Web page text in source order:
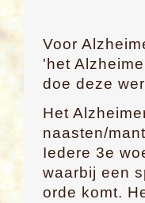
Voor
'het
doe deze
Het
naasten/
Iedere 3e
waarbij een
orde komt.